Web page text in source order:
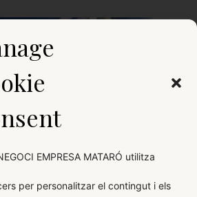
EMPRESA MATARÓ utilitza
per personalitzar el contingut i els